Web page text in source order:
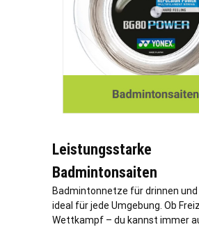
Leistungsstarke
Badmintonsaiten
Badmintonnetze für drinnen und
ideal für jede Umgebung. Ob
Wettkampf – du kannst immer